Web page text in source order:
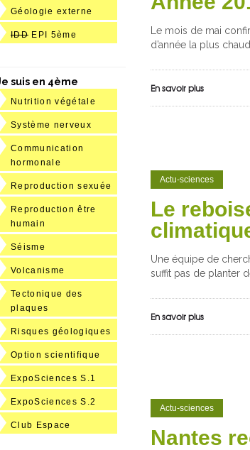
Le mois de mai
d’année la plus
En savoir plus
Actu-sciences
Le
Une équipe de
suffit pas de planter
En savoir plus
Actu-sciences
Nantes
Géologie externe
IDD EPI 5ème
suis en 4ème
Nutrition végétale
Système nerveux
Communication
hormonale
Reproduction sexuée
Reproduction être
humain
Séisme
Volcanisme
Tectonique des
plaques
Risques géologiques
Option scientifique
ExpoSciences S.1
ExpoSciences S.2
Club Espace